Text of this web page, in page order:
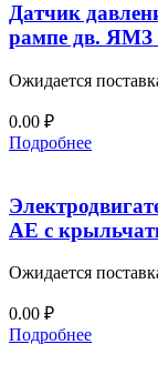
Датчик
рампе дв. ЯМЗ
Ожидается
0.00 ₽
Подробнее
АЕ с
Ожидается
0.00 ₽
Подробнее